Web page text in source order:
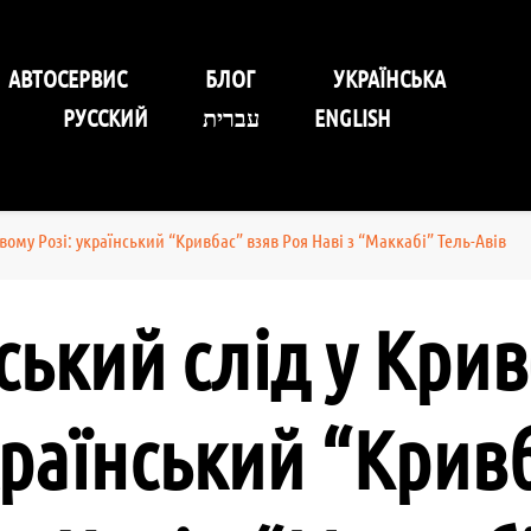
Self-Service Car
АВТОСЕРВИС БЛОГ
УКРАЇНСЬКА
РУССКИЙ
עברית ENGLISH
Розі: український “Кривбас” взяв Роя Наві з “Маккабі” Тель-Авів
слід у